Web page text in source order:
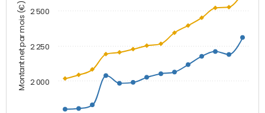
Montant net par mois (€) 2 000
2 250
2 500